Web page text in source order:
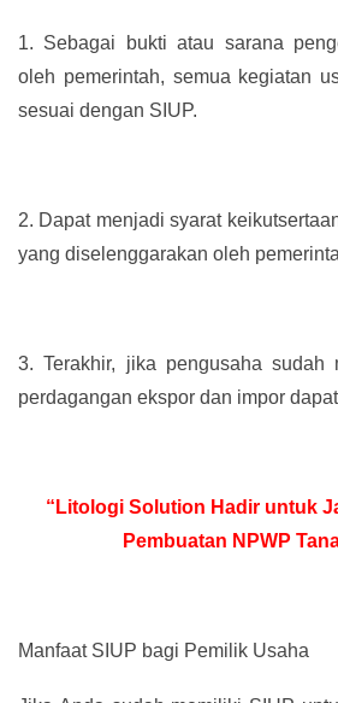
1. Sebagai bukti atau sarana
oleh pemerintah, semua kegiatan
sesuai dengan SIUP.
2. Dapat menjadi syarat
yang diselenggarakan oleh
3. Terakhir, jika pengusaha sudah
perdagangan ekspor dan impor
“Litologi Solution Hadir untuk
Pembuatan NPWP
Manfaat SIUP bagi Pemilik Usaha